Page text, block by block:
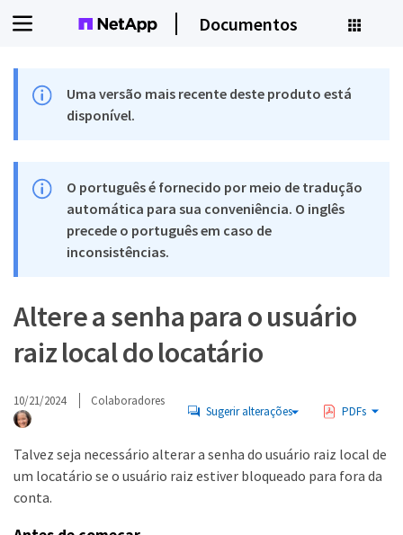
Documentos
Uma versão mais recente deste produto está
disponível.
O português é fornecido por meio de tradução
automática para sua conveniência. O inglês
precede o português em caso de
inconsistências.
Altere a senha para o usuário
raiz local do locatário
10/21/2024 Colaboradores
Sugerir alterações PDFs
Talvez seja necessário alterar a senha do usuário raiz local de
um locatário se o usuário raiz estiver bloqueado para fora da
conta.